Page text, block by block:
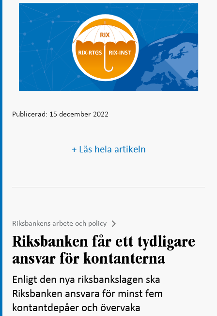
Publicerad: 15 december 2022
+ Läs hela artikeln
Riksbankens arbete och policy
Riksbanken får ett tydligare
ansvar för kontanterna
Enligt den nya riksbankslagen ska
Riksbanken ansvara för minst fem
kontantdepåer och övervaka